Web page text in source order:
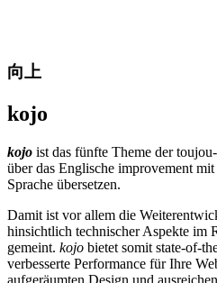
向上
kojo
kojo ist das fünfte Theme der
über das Englische improvement
Sprache übersetzen.
Damit ist vor allem die
hinsichtlich technischer Aspekte im
gemeint. kojo bietet somit state-of-
verbesserte Performance für Ihre